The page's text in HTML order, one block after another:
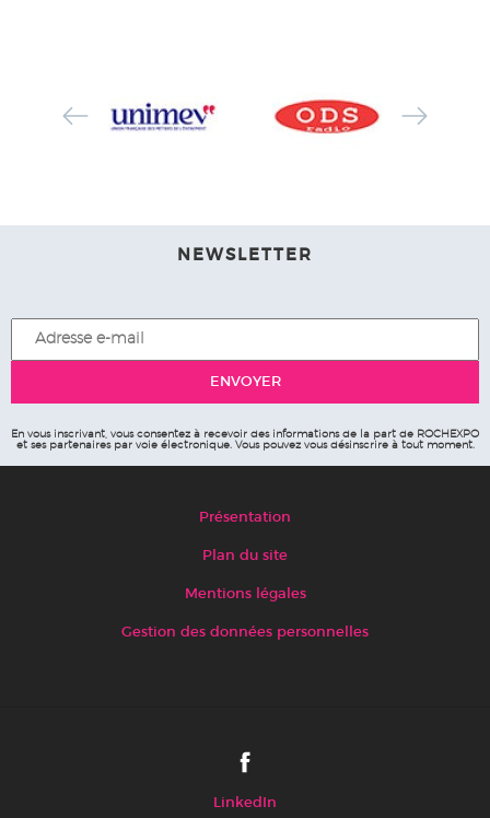
NEWSLETTER
En vous inscrivant, vous consentez à recevoir des informations de la part de ROCHEXPO
et ses partenaires par voie électronique. Vous pouvez vous désinscrire à tout moment.
Présentation
Plan du site
Mentions légales
Gestion des données personnelles
LinkedIn